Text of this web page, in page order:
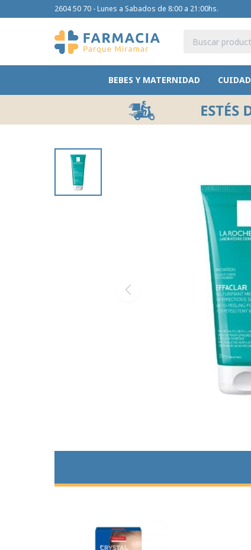
BEBES Y MATERNIDAD
2604 50 70 - Lunes a Sabados de 8:00 a 21:00hs.